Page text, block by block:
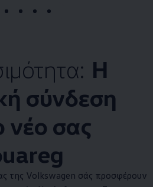
Η
σύνδεση
νέο σας
της Volkswagen σάς προσφέρουν